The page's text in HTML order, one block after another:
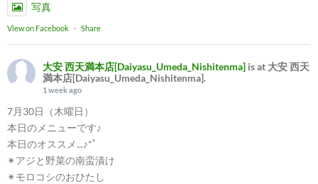
写真
View on Facebook · Share
大安 西天満本店[Daiyasu_Umeda_Nishitenma] is at 大安 西天
満本店[Daiyasu_Umeda_Nishitenma].
1 week ago
7月30日（木曜日）
本日のメニューです♪
本日のオススメ...♪*ﾟ
✴︎アジと野菜の南蛮漬け
✴︎モロコシのおひたし